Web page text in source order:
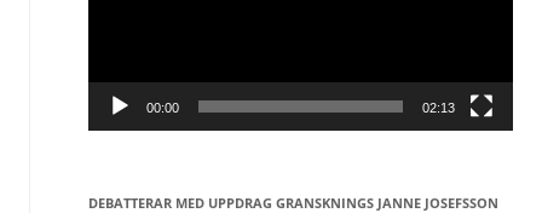
00:00 02:13
DEBATTERAR MED UPPDRAG GRANSKNINGS JANNE JOSEFSSON